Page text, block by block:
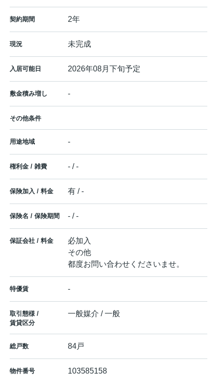
契約期間 2年
現況 未完成
入居可能日 2026年08月下旬予定
敷金積み増し -
その他条件
用途地域 -
権利金 / 雑費 - / -
保険加入 / 料金 有 / -
保険名 / 保険期間 - / -
保証会社 / 料金
必加入
その他
都度お問い合わせくださいませ。
特優賃 -
取引態様 /
賃貸区分
一般媒介 / 一般
総戸数 84戸
物件番号 103585158